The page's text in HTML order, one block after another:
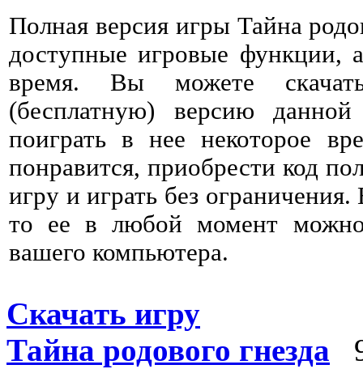
Полная версия игры Тайна
доступные игровые функции,
время. Вы можете
(бесплатную) версию
поиграть в нее некоторое
понравится, приобрести код
игру и играть без
то ее в любой момент можно
вашего компьютера.
Скачать игру
Тайна родового гнезда